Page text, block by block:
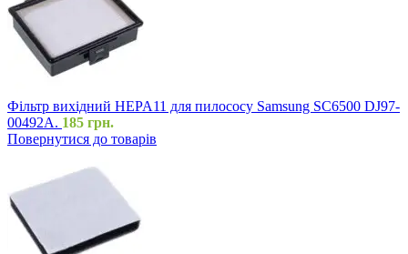
Фільтр вихідний HEPA11 для пилососу Samsung SC6500 DJ97-
00492A. 185 грн.
Повернутися до товарів